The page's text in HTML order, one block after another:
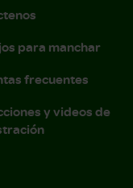
para manchar
frecuentes
y videos de